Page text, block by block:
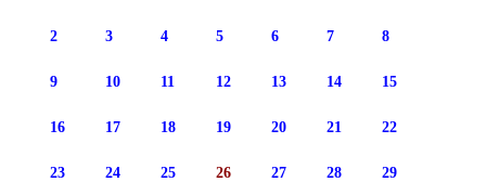
2 3 4 5 6 7 8
9 10 11 12 13 14 15
16 17 18 19 20 21 22
23 24 25 26 27 28 29